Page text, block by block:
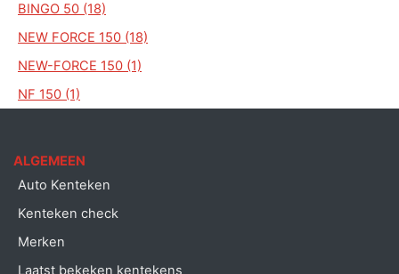
BINGO 50 (18)
NEW FORCE 150 (18)
NEW-FORCE 150 (1)
NF 150 (1)
ALGEMEEN
Auto Kenteken
Kenteken check
Merken
Laatst bekeken kentekens